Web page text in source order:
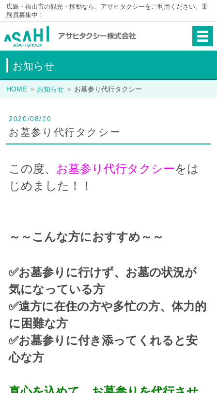
広島・福山市の観光・移動なら、アサヒタクシーをご利用ください。乗
務員募集中！
お知らせ
HOME お知らせ お墓参り代行タクシー
2020/08/20
お墓参り代行タクシー
この度、 お墓参り代行タクシーをは
じめました！！
～～こんな方におすすめ～～
✅お墓参りに行けず、お墓の状況が
気になっている方
✅遠方に在住の方や多忙の方、体力的
に困難な方
✅お墓参りに付き添ってくれると安
心な方